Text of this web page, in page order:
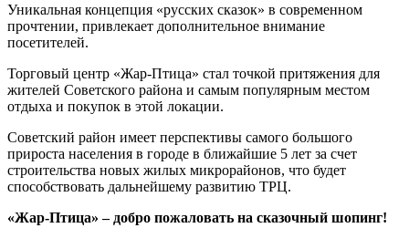
Уникальная концепция «русских сказок» в современном
прочтении, привлекает дополнительное внимание
посетителей.
Торговый центр «Жар-Птица» стал точкой притяжения для
жителей Советского района и самым популярным местом
отдыха и покупок в этой локации.
Советский район имеет перспективы самого большого
прироста населения в городе в ближайшие 5 лет за счет
строительства новых жилых микрорайонов, что будет
способствовать дальнейшему развитию ТРЦ.
«Жар-Птица» – добро пожаловать на сказочный шопинг!